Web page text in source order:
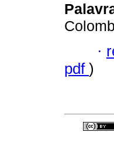
·
pdf )